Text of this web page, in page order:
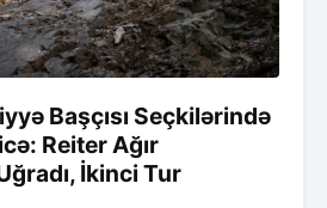
Başçısı Seçkilərində
Reiter Ağır
İkinci Tur